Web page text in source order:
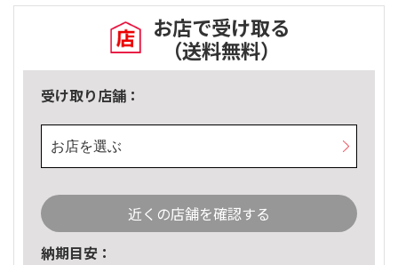
お店で受け取る
（送料無料）
受け取り店舗：
お店を選ぶ
近くの店舗を確認する
納期目安：